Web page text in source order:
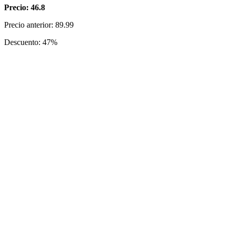
Precio: 46.8
Precio anterior: 89.99
Descuento: 47%